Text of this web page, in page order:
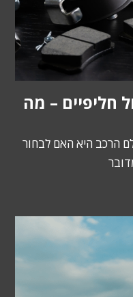
חליפיים – מה
הרכב היא האם לבחור